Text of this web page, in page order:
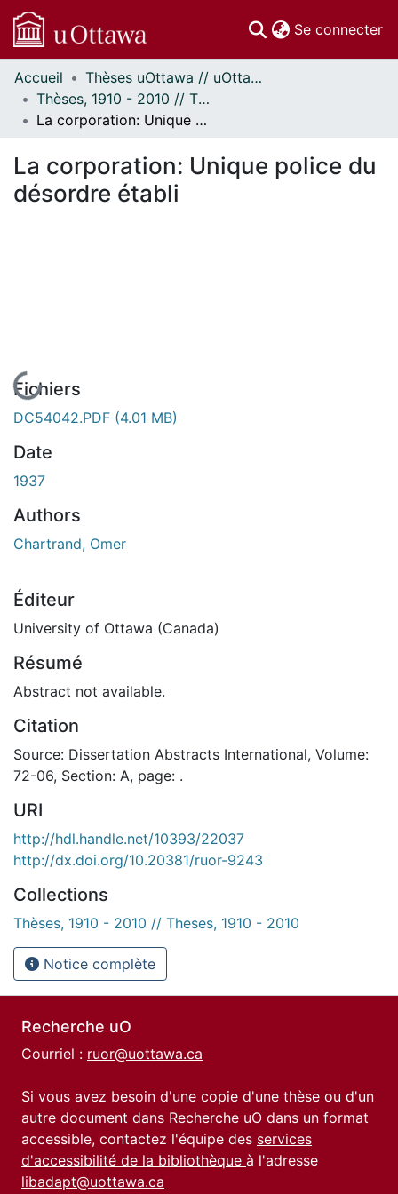
Se connecter
Communautés
et collections
Parcourir
À propos
Accueil
Thèses uOttawa // uOttawa Theses
Thèses, 1910 - 2010 // Theses, 1910 - 2010
La corporation: Unique police du désordre établi
La corporation: Unique police du
désordre établi
En cours de chargement...
Fichiers
DC54042.PDF (4.01 MB)
Date
1937
Authors
Chartrand, Omer
Éditeur
University of Ottawa (Canada)
Résumé
Abstract not available.
Citation
Source: Dissertation Abstracts International, Volume:
72-06, Section: A, page: .
URI
http://hdl.handle.net/10393/22037
http://dx.doi.org/10.20381/ruor-9243
Collections
Thèses, 1910 - 2010 // Theses, 1910 - 2010
Notice complète
Recherche uO
Courriel : ruor@uottawa.ca
Si vous avez besoin d'une copie d'une thèse ou d'un
autre document dans Recherche uO dans un format
accessible, contactez l'équipe des services
d'accessibilité de la bibliothèque à l'adresse
libadapt@uottawa.ca